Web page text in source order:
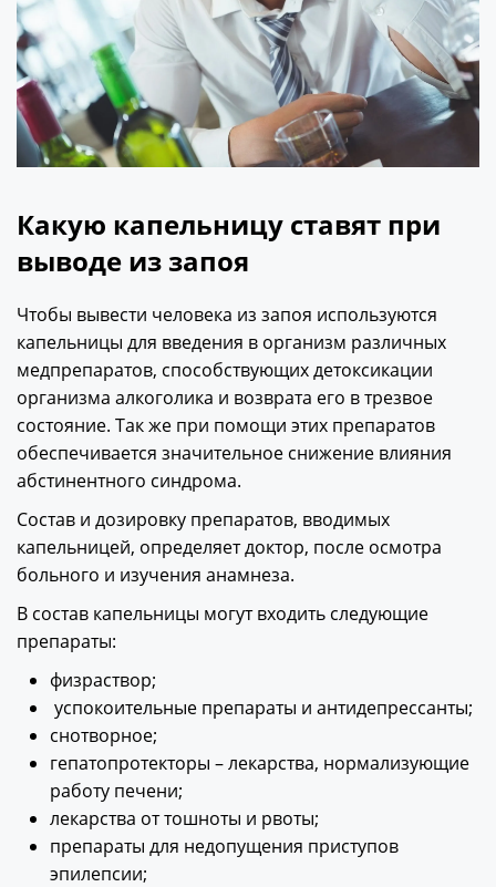
Какую капельницу ставят при
выводе из запоя
Чтобы вывести человека из запоя используются
капельницы для введения в организм различных
медпрепаратов, способствующих детоксикации
организма алкоголика и возврата его в трезвое
состояние. Так же при помощи этих препаратов
обеспечивается значительное снижение влияния
абстинентного синдрома.
Состав и дозировку препаратов, вводимых
капельницей, определяет доктор, после осмотра
больного и изучения анамнеза.
В состав капельницы могут входить следующие
препараты:
физраствор;
успокоительные препараты и антидепрессанты;
снотворное;
гепатопротекторы – лекарства, нормализующие
работу печени;
лекарства от тошноты и рвоты;
препараты для недопущения приступов
эпилепсии;